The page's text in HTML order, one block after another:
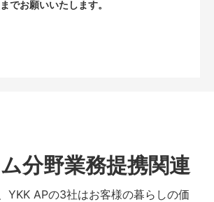
までお願いいたします。
分野業務提携関連
YKK APの3社はお客様の暮らしの価